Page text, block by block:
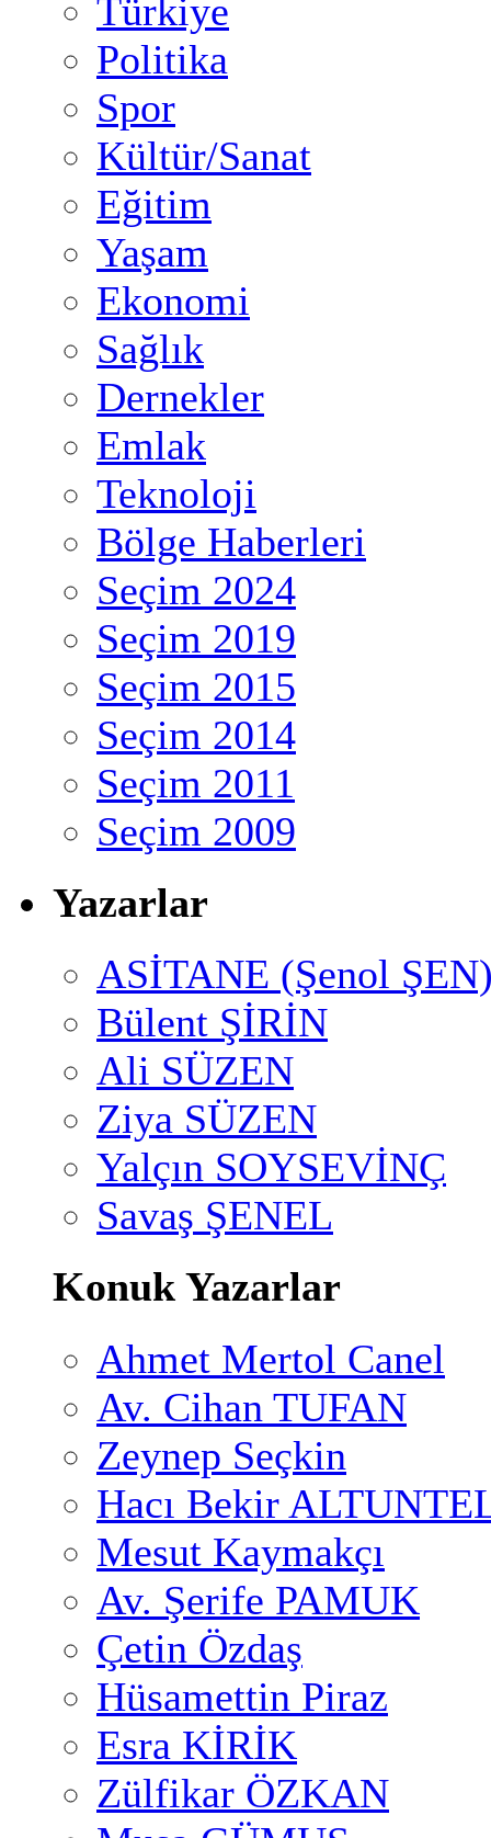
Türkiye
Politika
Spor
Kültür/Sanat
Eğitim
Yaşam
Ekonomi
Sağlık
Dernekler
Emlak
Teknoloji
Bölge Haberleri
Seçim 2024
Seçim 2019
Seçim 2015
Seçim 2014
Seçim 2011
Seçim 2009
Yazarlar
ASİTANE (Şenol
Bülent ŞİRİN
Ali SÜZEN
Ziya SÜZEN
Yalçın SOYSEVİNÇ
Savaş ŞENEL
Konuk Yazarlar
Ahmet Mertol Canel
Av. Cihan TUFAN
Zeynep Seçkin
Hacı Bekir
Mesut Kaymakçı
Av. Şerife PAMUK
Çetin Özdaş
Hüsamettin Piraz
Esra KİRİK
Zülfikar ÖZKAN